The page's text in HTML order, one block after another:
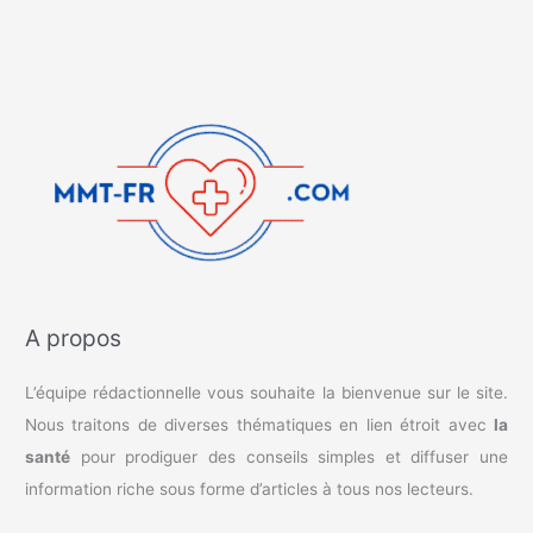
A propos
L’équipe rédactionnelle vous souhaite la bienvenue sur le site.
Nous traitons de diverses thématiques en lien étroit avec la
santé pour prodiguer des conseils simples et diffuser une
information riche sous forme d’articles à tous nos lecteurs.